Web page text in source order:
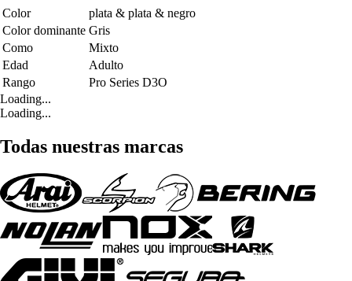
Color
plata & plata & negro
Color dominante Gris
Como
Mixto
Edad
Adulto
Rango
Pro Series D3O
Loading...
Loading...
Todas nuestras marcas